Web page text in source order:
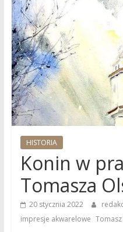
Wielkopolska,
Polska
HISTORIA
Konin w
Tomasza
20 stycznia 2022
impresje akwarelowe